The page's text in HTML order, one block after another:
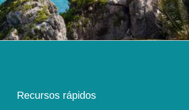
Recursos rápidos